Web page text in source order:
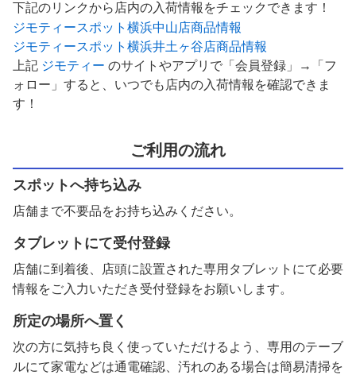
下記のリンクから店内の入荷情報をチェックできます！
ジモティースポット横浜中山店商品情報
ジモティースポット横浜井土ヶ谷店商品情報
上記 ジモティー のサイトやアプリで「会員登録」→「フ
ォロー」すると、いつでも店内の入荷情報を確認できま
す！
ご利用の流れ
スポットへ持ち込み
店舗まで不要品をお持ち込みください。
タブレットにて受付登録
店舗に到着後、店頭に設置された専用タブレットにて必要
情報をご入力いただき受付登録をお願いします。
所定の場所へ置く
次の方に気持ち良く使っていただけるよう、専用のテーブ
ルにて家電などは通電確認、汚れのある場合は簡易清掃を